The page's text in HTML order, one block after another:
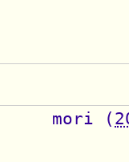
mori (